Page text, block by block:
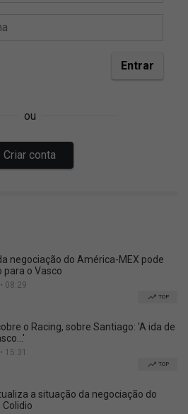
negociação do América-MEX pode
para o Vasco
08:29
TOP
o Racing, sobre Santiago: 'A ida de
15:31
TOP
a situação da negociação do